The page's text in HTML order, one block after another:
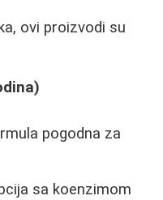
ovi proizvodi su
pogodna za
sa koenzimom